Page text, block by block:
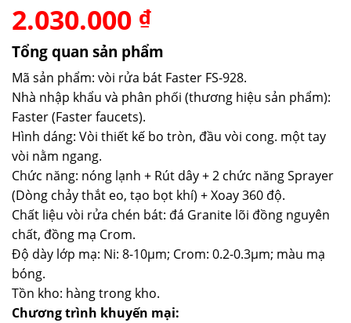
Giá
gốc
là:
2.900.000 ₫.
2.030.000 ₫Giá
tại
là:
2.030.000 ₫.
Tổng quan sản phẩm
Mã sản phẩm: vòi rửa bát Faster FS-928.
Nhà nhập khẩu và phân phối (thương hiệu sản phẩm):
Faster (Faster faucets).
Hình dáng: Vòi thiết kế bo tròn, đầu vòi cong. một tay
vòi nằm ngang.
Chức năng: nóng lạnh + Rút dây + 2 chức năng Sprayer
(Dòng chảy thắt eo, tạo bọt khí) + Xoay 360 độ.
Chất liệu vòi rửa chén bát: đá Granite lõi đồng nguyên
chất, đồng mạ Crom.
Độ dày lớp mạ: Ni: 8-10µm; Crom: 0.2-0.3µm; màu mạ
bóng.
Tồn kho: hàng trong kho.
Chương trình khuyến mại: